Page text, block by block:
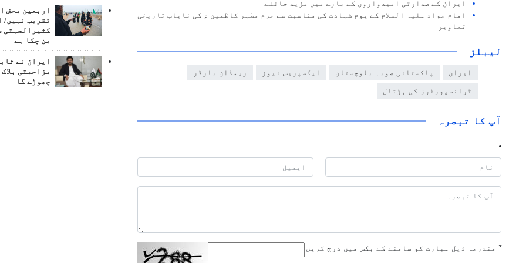
ایران کے صدارتی امیدواروں کے بارے میں مزید جانئے
امام جواد علیہ السلام کے یوم شہادت کی مناسبت سے حرم مطہر کاظمین ع کی نایاب تاریخی
تصاویر
لیبلز
ایران پاکستانی صوبہ بلوچستان ایکسپریس نیوز ریمڈان بارڈر
ٹرانسپورٹرز کی ہڑتال
آپ کا تبصرہ
* مندرجہ ذیل عبارت کو سامنے کے بکس میں درج کریں
اربعین محض
تقریب نہیں/
کثیرالجہتی
بن چکا ہے
ایران نے
مزاحمتی
چھوڑے گا